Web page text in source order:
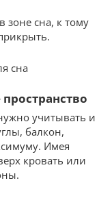
зоне сна, к тому
сна
учитывать и
балкон,
Имея
кровать или